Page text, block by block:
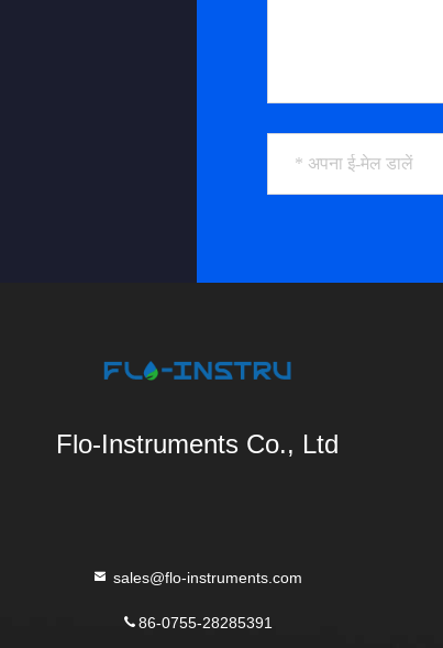
Flo-Instruments Co., Ltd
sales@flo-instruments.com
86-0755-28285391